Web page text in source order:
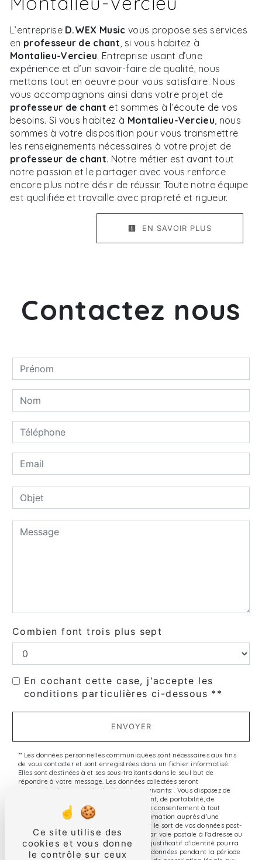
L’entreprise D.WEX Music vous propose ses services
en professeur de chant, si vous habitez à
Montalieu-Vercieu. Entreprise usant d’une
expérience et d’un savoir-faire de qualité, nous
mettons tout en oeuvre pour vous satisfaire. Nous
vous accompagnons ainsi dans votre projet de
professeur de chant et sommes à l’écoute de vos
besoins. Si vous habitez à Montalieu-Vercieu, nous
sommes à votre disposition pour vous transmettre
les renseignements nécessaires à votre projet de
professeur de chant. Notre métier est avant tout
notre passion et le partager avec vous renforce
encore plus notre désir de réussir. Toute notre équipe
est qualifiée et travaille avec propreté et rigueur.
EN SAVOIR PLUS
Contactez nous
Combien font trois plus sept
En cochant cette case, j'accepte les
conditions particulières ci-dessous **
ENVOYER
** Les données personnelles communiquées sont nécessaires aux fins
de vous contacter et sont enregistrées dans un fichier informatisé.
Elles sont destinées à et ses sous-traitants dans le seul but de
répondre à votre message. Les données collectées seront
communiquées aux seuls destinataires suivants: . Vous disposez de
droits d’accès, de rectification, d’effacement, de portabilité, de
limitation, d’opposition, de retrait de votre consentement à tout
moment et du droit d’introduire une réclamation auprès d’une
autorité de contrôle, ainsi que d’organiser le sort de vos données post-
mortem. Vous pouvez exercer ces droits par voie postale à l'adresse ou
par courrier électronique à l'adresse . Un justificatif d'identité pourra
vous être demandé. Nous conservons vos données pendant la période
Ce site utilise des
cookies et vous donne
le contrôle sur ceux